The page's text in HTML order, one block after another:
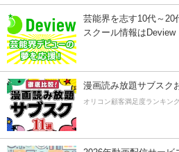
芸能界を志す10代～20
スクール情報はDeview
漫画読み放題サブスク
オリコン顧客満足度ランキン